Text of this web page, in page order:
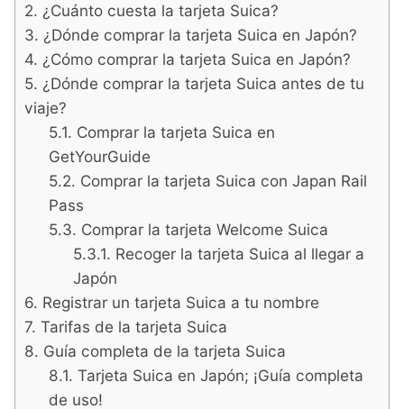
¿Cuánto cuesta la tarjeta Suica?
¿Dónde comprar la tarjeta Suica en Japón?
¿Cómo comprar la tarjeta Suica en Japón?
¿Dónde comprar la tarjeta Suica antes de tu
viaje?
Comprar la tarjeta Suica en
GetYourGuide
Comprar la tarjeta Suica con Japan Rail
Pass
Comprar la tarjeta Welcome Suica
Recoger la tarjeta Suica al llegar a
Japón
Registrar un tarjeta Suica a tu nombre
Tarifas de la tarjeta Suica
Guía completa de la tarjeta Suica
Tarjeta Suica en Japón; ¡Guía completa
de uso!